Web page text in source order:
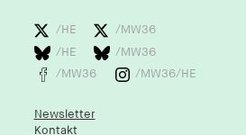
/HE
/MW36
/HE
/MW36
/MW36
/MW36/HE
Newsletter
Kontakt